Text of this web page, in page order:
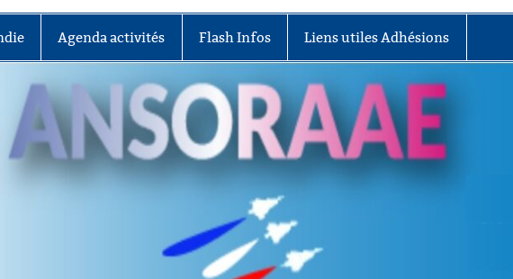
Agenda activités Flash Infos Liens utiles Adhésions